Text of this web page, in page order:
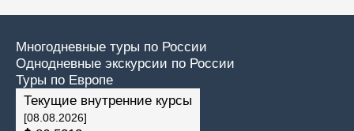
Многодневные туры по России
Однодневные экскурсии по России
Туры по Европе
Текущие внутренние курсы
[08.08.2026]